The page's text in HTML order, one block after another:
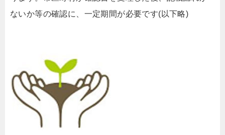
ないか等の確認に、一定期間が必要です(以下略)